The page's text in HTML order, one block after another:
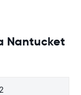
Nantucket
2